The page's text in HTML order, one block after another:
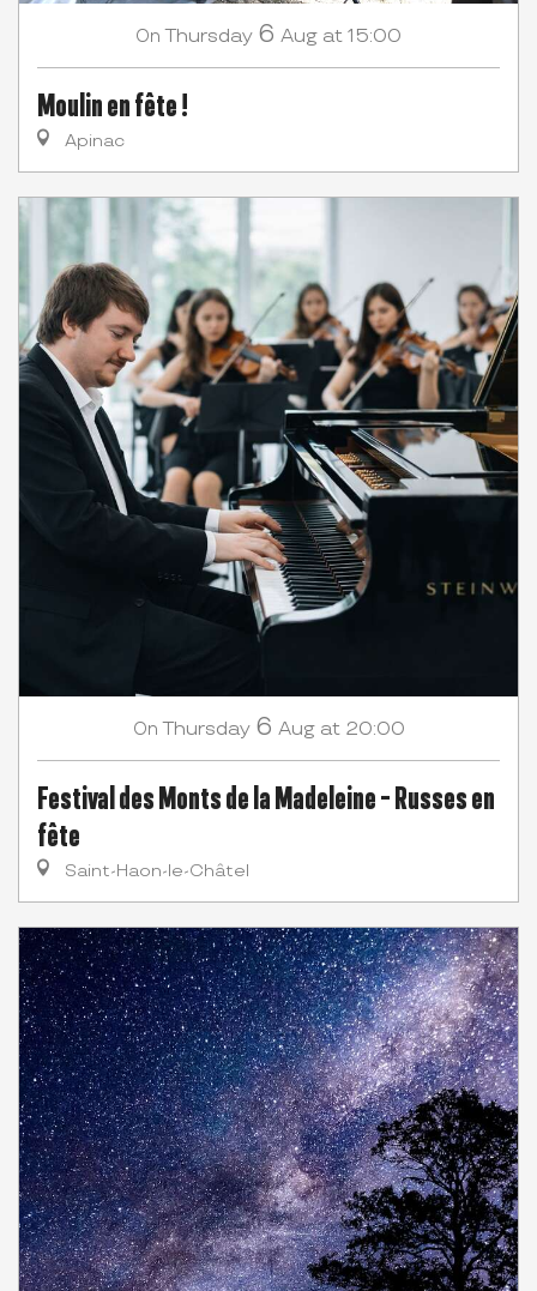
On Thursday 6 Aug at 15:00
Moulin en fête !
Apinac
On Thursday 6 Aug at 20:00
Festival des Monts de la Madeleine - Russes en
fête
Saint-Haon-le-Châtel